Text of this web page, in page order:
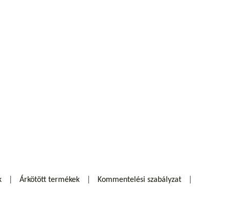
Árkötött termékek Kommentelési szabályzat